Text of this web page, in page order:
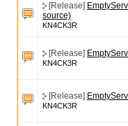
[Release]
source)
KN4CK3R
[Release]
KN4CK3R
[Release]
KN4CK3R